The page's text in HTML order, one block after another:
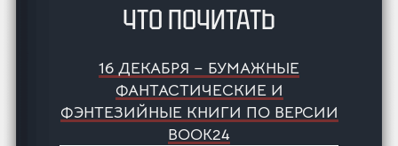
ЧТО ПОЧИТАТЬ
16 ДЕКАБРЯ – БУМАЖНЫЕ
ФАНТАСТИЧЕСКИЕ И
ФЭНТЕЗИЙНЫЕ КНИГИ ПО ВЕРСИИ
BOOK24